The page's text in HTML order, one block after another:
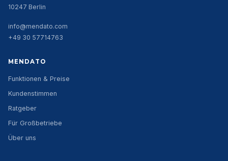
10247 Berlin
info@mendato.com
+49 30 57714763
MENDATO
Funktionen & Preise
Kundenstimmen
Ratgeber
Für Großbetriebe
Über uns